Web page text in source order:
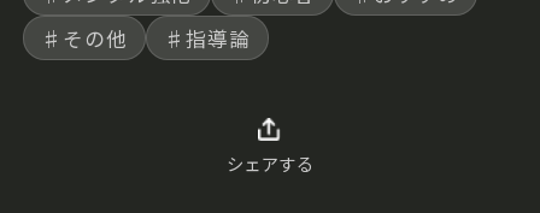
♯その他
♯指導論
シェアする